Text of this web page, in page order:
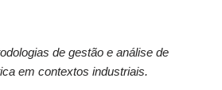
de gestão e análise de
em contextos industriais.